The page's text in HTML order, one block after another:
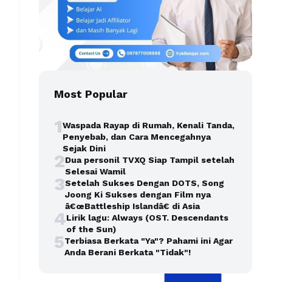
Most Popular
1Waspada Rayap di Rumah, Kenali Tanda,
Penyebab, dan Cara Mencegahnya
Sejak Dini
2Dua personil TVXQ Siap Tampil setelah
Selesai Wamil
3Setelah Sukses Dengan DOTS, Song
Joong Ki Sukses dengan Film nya
â€œBattleship Islandâ€ di Asia
4Lirik lagu: Always (OST. Descendants
of the Sun)
5Terbiasa Berkata "Ya"? Pahami ini Agar
Anda Berani Berkata "Tidak"!